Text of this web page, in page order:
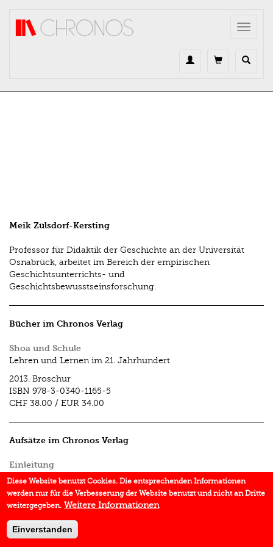
Toggle
Meik Zülsdorf-Kersting
Professor für Didaktik der Geschichte an der Universität
Osnabrück, arbeitet im Bereich der empirischen
Geschichtsunterrichts- und
Geschichtsbewusstseinsforschung.
Bücher im Chronos Verlag
Shoa und Schule
Lehren und Lernen im 21. Jahrhundert
2013. Broschur
ISBN 978-3-0340-1165-5
CHF 38.00 / EUR 34.00
Aufsätze im Chronos Verlag
Einleitung
In: Shoa und Schule 2013.
Wie umgehen mit dem Zivilisationsbruch Holocaust?
In:Shoa und Schule
Diese Website benutzt Cookies. Die entsprechenden Informationen
werden nur für die Verbesserung der Website benutzt und nicht an Dritte
weitergegeben. Weitere Informationen
Einverstanden